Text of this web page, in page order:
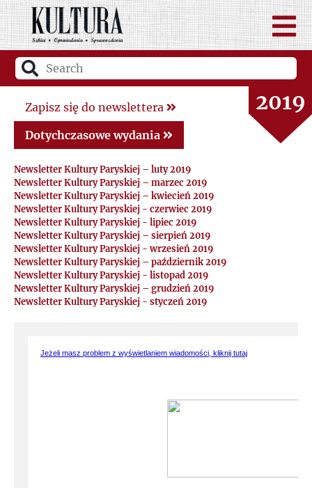
2021
2020
2019
2018
Zapisz się do newslettera
Dotychczasowe wydania
Newsletter Kultury Paryskiej – luty 2019
Newsletter Kultury Paryskiej – marzec 2019
Newsletter Kultury Paryskiej – kwiecień 2019
Newsletter Kultury Paryskiej - czerwiec 2019
Newsletter Kultury Paryskiej - lipiec 2019
Newsletter Kultury Paryskiej – sierpień 2019
Newsletter Kultury Paryskiej - wrzesień 2019
Newsletter Kultury Paryskiej – październik 2019
Newsletter Kultury Paryskiej - listopad 2019
Newsletter Kultury Paryskiej – grudzień 2019
Newsletter Kultury Paryskiej - styczeń 2019
Jeżeli masz problem z wyświetlaniem wiadomości, kliknij tutaj